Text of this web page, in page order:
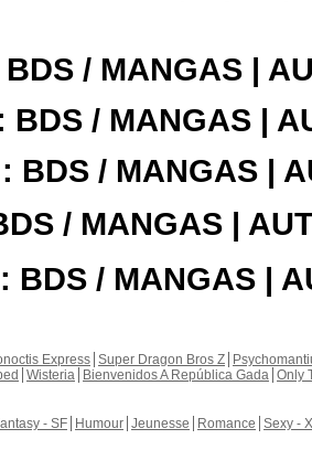
BDS / MANGAS |
BDS / MANGAS |
: BDS / MANGAS |
/ MANGAS |
: BDS / MANGAS |
Express Super Dragon Bros Z
Wisteria Bienvenidos A República Gada Only
- SF Humour Jeunesse Romance Sexy -